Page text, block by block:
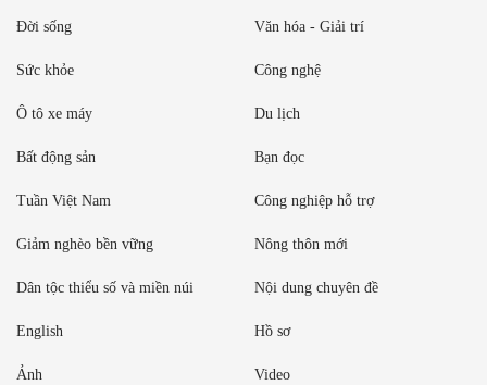
Đời sống Văn hóa - Giải trí
Sức khỏe Công nghệ
Ô tô xe máy Du lịch
Bất động sản Bạn đọc
Tuần Việt Nam Công nghiệp hỗ trợ
Giảm nghèo bền vững Nông thôn mới
Dân tộc thiểu số và miền núi Nội dung chuyên đề
English Hồ sơ
Ảnh Video